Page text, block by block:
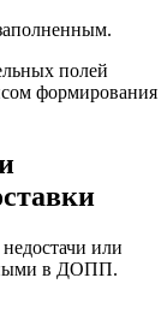
полей
формирования
или
в ДОПП.